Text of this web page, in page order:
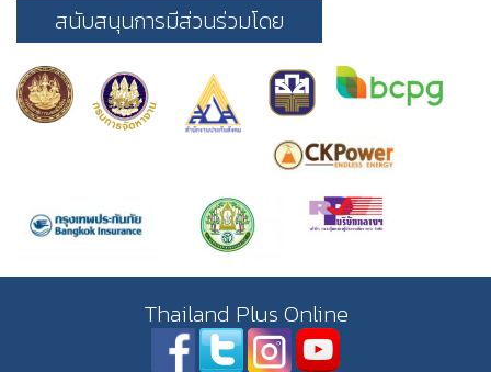
สนับสนุนการมีส่วนร่วมโดย
Thailand Plus Online